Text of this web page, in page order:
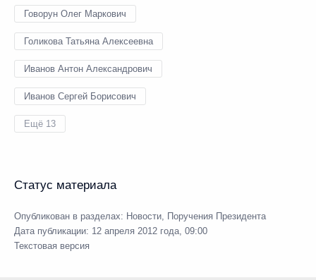
Говорун Олег Маркович
Голикова Татьяна Алексеевна
Иванов Антон Александрович
Иванов Сергей Борисович
Ещё 13
Статус материала
Опубликован в разделах: Новости, Поручения Президента
Дата публикации: 12 апреля 2012 года, 09:00
Текстовая версия